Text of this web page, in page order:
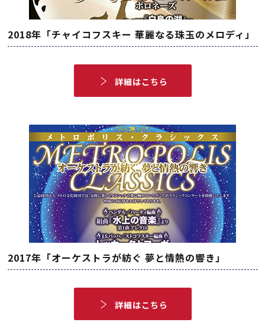
2018年「チャイコフスキー 華麗なる珠玉のメロディ」
詳細はこちら
2017年「オーケストラが紡ぐ 夢と情熱の響き」
詳細はこちら